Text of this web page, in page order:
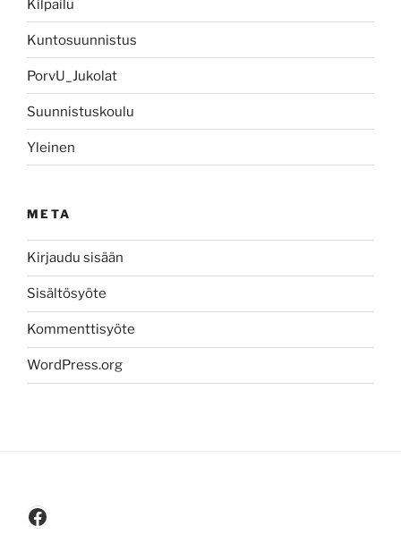
Kilpailu
Kuntosuunnistus
PorvU_Jukolat
Suunnistuskoulu
Yleinen
META
Kirjaudu sisään
Sisältösyöte
Kommenttisyöte
WordPress.org
Facebook